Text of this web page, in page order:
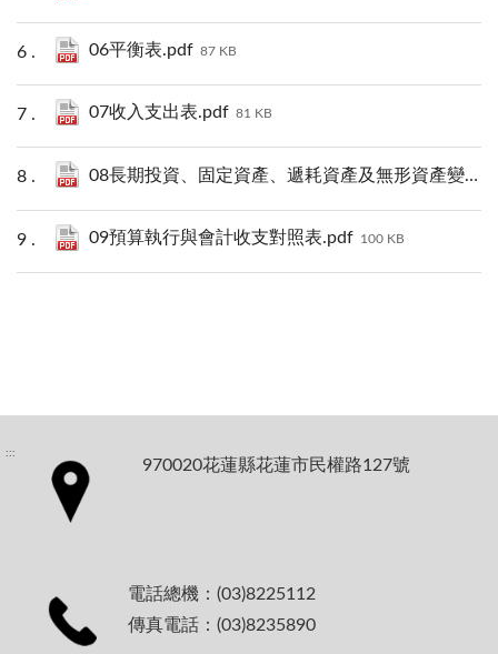
06平衡表.pdf 87 KB
07收入支出表.pdf 81 KB
08長期投資、固定資產、遞耗資產及無形資產變動表.pdf
09預算執行與會計收支對照表.pdf 100 KB
:::
970020花蓮縣花蓮市民權路127號
電話總機：(03)8225112
傳真電話：(03)8235890